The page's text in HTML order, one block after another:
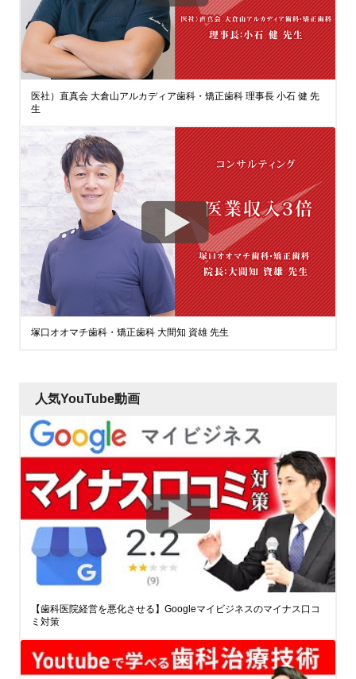
医社）直真会 大倉山アルカディア歯科・矯正歯科 理事長 小石 健 先
生
塚口オオマチ歯科・矯正歯科 大間知 資雄 先生
人気YouTube動画
【歯科医院経営を悪化させる】Googleマイビジネスのマイナス口コ
ミ対策